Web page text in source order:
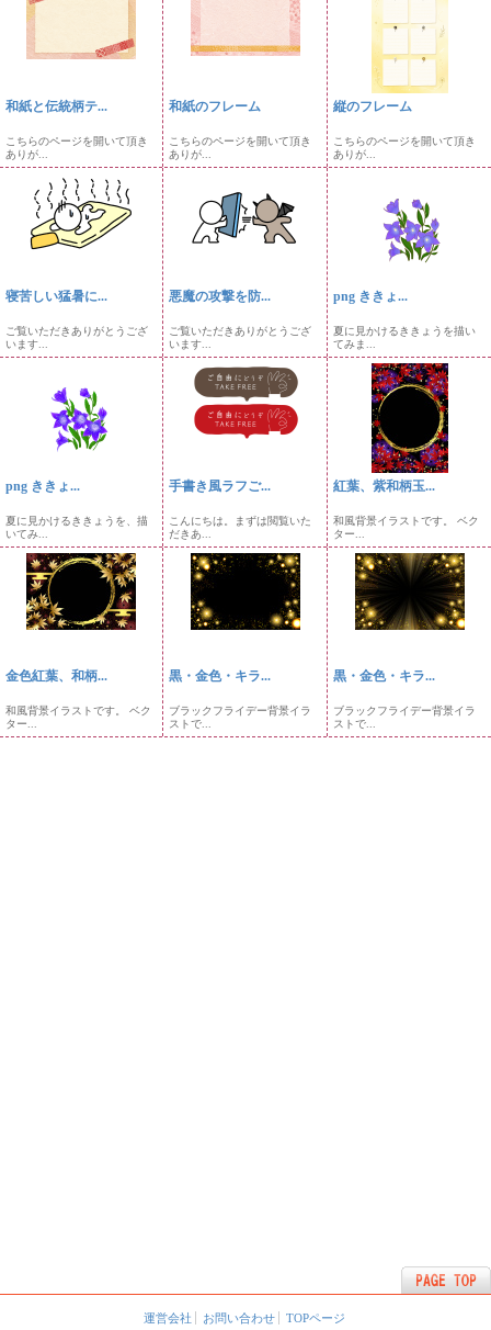
和紙と伝統柄テ...
こちらのページを開いて頂き
ありが...
和紙のフレーム
こちらのページを開いて頂き
ありが...
縦のフレーム
こちらのページを開いて頂き
ありが...
寝苦しい猛暑に...
ご覧いただきありがとうござ
います...
悪魔の攻撃を防...
ご覧いただきありがとうござ
います...
png ききょ...
夏に見かけるききょうを描い
てみま...
png ききょ...
夏に見かけるききょうを、描
いてみ...
手書き風ラフご...
こんにちは。まずは閲覧いた
だきあ...
紅葉、紫和柄玉...
和風背景イラストです。 ベク
ター...
金色紅葉、和柄...
和風背景イラストです。 ベク
ター...
黒・金色・キラ...
ブラックフライデー背景イラ
ストで...
黒・金色・キラ...
ブラックフライデー背景イラ
ストで...
運営会社 お問い合わせ TOPページ